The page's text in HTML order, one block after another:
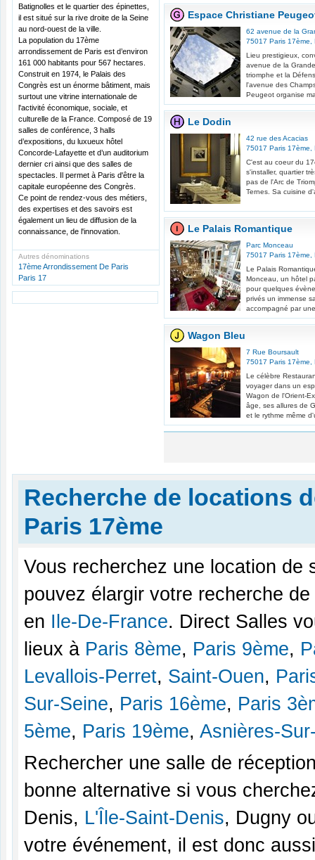
Batignolles et le quartier des épinettes,
il est situé sur la rive droite de la Seine
au nord-ouest de la ville.
La population du 17ème
arrondissement de Paris est d’environ
161 000 habitants pour 567 hectares.
Construit en 1974, le Palais des
Congrès est un énorme bâtiment, mais
surtout une vitrine internationale de
l'activité économique, sociale, et
culturelle de la France. Composé de 19
salles de conférence, 3 halls
d’expositions, du luxueux hôtel
Concorde-Lafayette et d’un auditorium
dernier cri ainsi que des salles de
spectacles. Il permet à Paris d'être la
capitale européenne des Congrès.
Ce point de rendez-vous des métiers,
des expertises et des savoirs est
également un lieu de diffusion de la
connaissance, de l'innovation.
Autres dénominations
17ème Arrondissement De Paris
Paris 17
Espace Christiane
62 avenue de la
75017 Paris 17ème
Lieu prestigieux,
avenue de la
triomphe et la
l'avenue des
Peugeot organise
Le Dodin
42 rue des Acacias
75017 Paris 17ème
C'est au coeur du
s'installer, quartier
pas de l'Arc de
Ternes. Sa cuisine
Le Palais Romantique
Parc Monceau
75017 Paris 17ème
Le Palais
Monceau, un hôtel
pour quelques
privés un immense
accompagné par
Wagon Bleu
7 Rue Boursault
75017 Paris 17ème
Le célèbre
voyager dans un
Wagon de l'Orient-
âge, ses allures de
et le rythme même
Recherche de locations
Paris 17ème
Vous recherchez une location de
pouvez élargir votre recherche
en Ile-De-France. Direct Salles
lieux à Paris 8ème, Paris 9ème,
Levallois-Perret, Saint-Ouen,
Sur-Seine, Paris 16ème, Paris
5ème, Paris 19ème, Asnières-
Rechercher une salle de
bonne alternative si vous
Denis, L'Île-Saint-Denis, Dugny
votre événement, il est donc